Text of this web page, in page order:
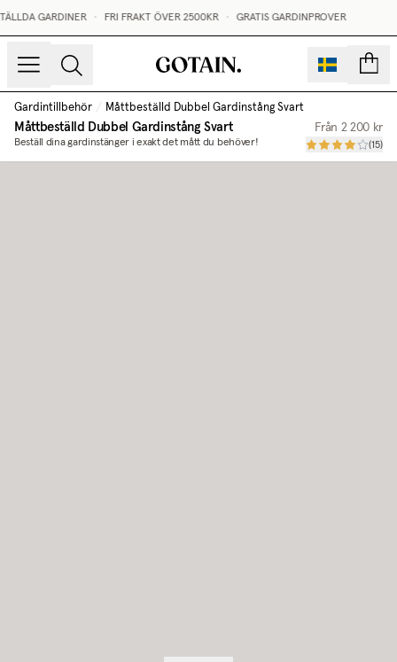
GARDINER FRI FRAKT ÖVER 2500KR GRATIS GARDINPROVER
Gardintillbehör / Måttbeställd Dubbel Gardinstång Svart
Måttbeställd Dubbel Gardinstång Svart
Beställ dina gardinstänger i exakt det mått du behöver!
Från 2 200 kr
(15)